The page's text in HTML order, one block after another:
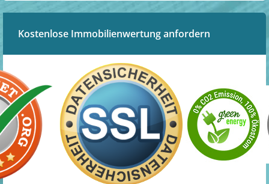
Kostenlose Immobilienwertung anfordern